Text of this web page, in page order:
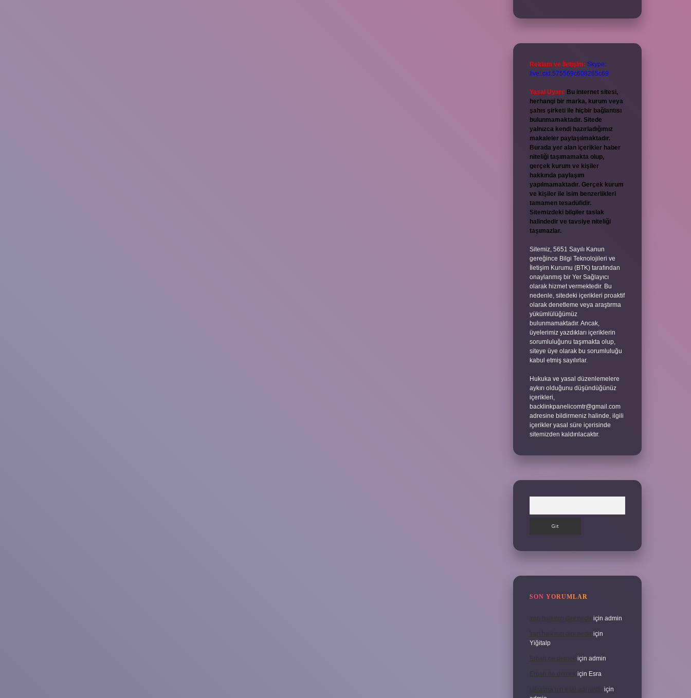
Reklam ve İletişim: Skype:
live:.cid.575569c608265c69
Yasal Uyarı: Bu internet sitesi,
herhangi bir marka, kurum veya
şahıs şirketi ile hiçbir bağlantısı
bulunmamaktadır. Sitede
yalnızca kendi hazırladığımız
makaleler paylaşılmaktadır.
Burada yer alan içerikler haber
niteliği taşımamakta olup,
gerçek kurum ve kişiler
hakkında paylaşım
yapılmamaktadır. Gerçek kurum
ve kişiler ile isim benzerlikleri
tamamen tesadüfidir.
Sitemizdeki bilgiler taslak
halindedir ve tavsiye niteliği
taşımazlar.
Sitemiz, 5651 Sayılı Kanun
gereğince Bilgi Teknolojileri ve
İletişim Kurumu (BTK) tarafından
onaylanmış bir Yer Sağlayıcı
olarak hizmet vermektedir. Bu
nedenle, sitedeki içerikleri proaktif
olarak denetleme veya araştırma
yükümlülüğümüz
bulunmamaktadır. Ancak,
üyelerimiz yazdıkları içeriklerin
sorumluluğunu taşımakta olup,
siteye üye olarak bu sorumluluğu
kabul etmiş sayılırlar.
Hukuka ve yasal düzenlemelere
aykırı olduğunu düşündüğünüz
içerikleri,
backlinkpanelicomtr@gmail.com
adresine bildirmeniz halinde, ilgili
içerikler yasal süre içerisinde
sitemizden kaldırılacaktır.
SON YORUMLAR
İran halkının dini nedir için admin
İran halkının dini nedir için
Yiğitalp
Erbah ne demek için admin
Erbah ne demek için Esra
Ukrayna’nın eski adı nedir için